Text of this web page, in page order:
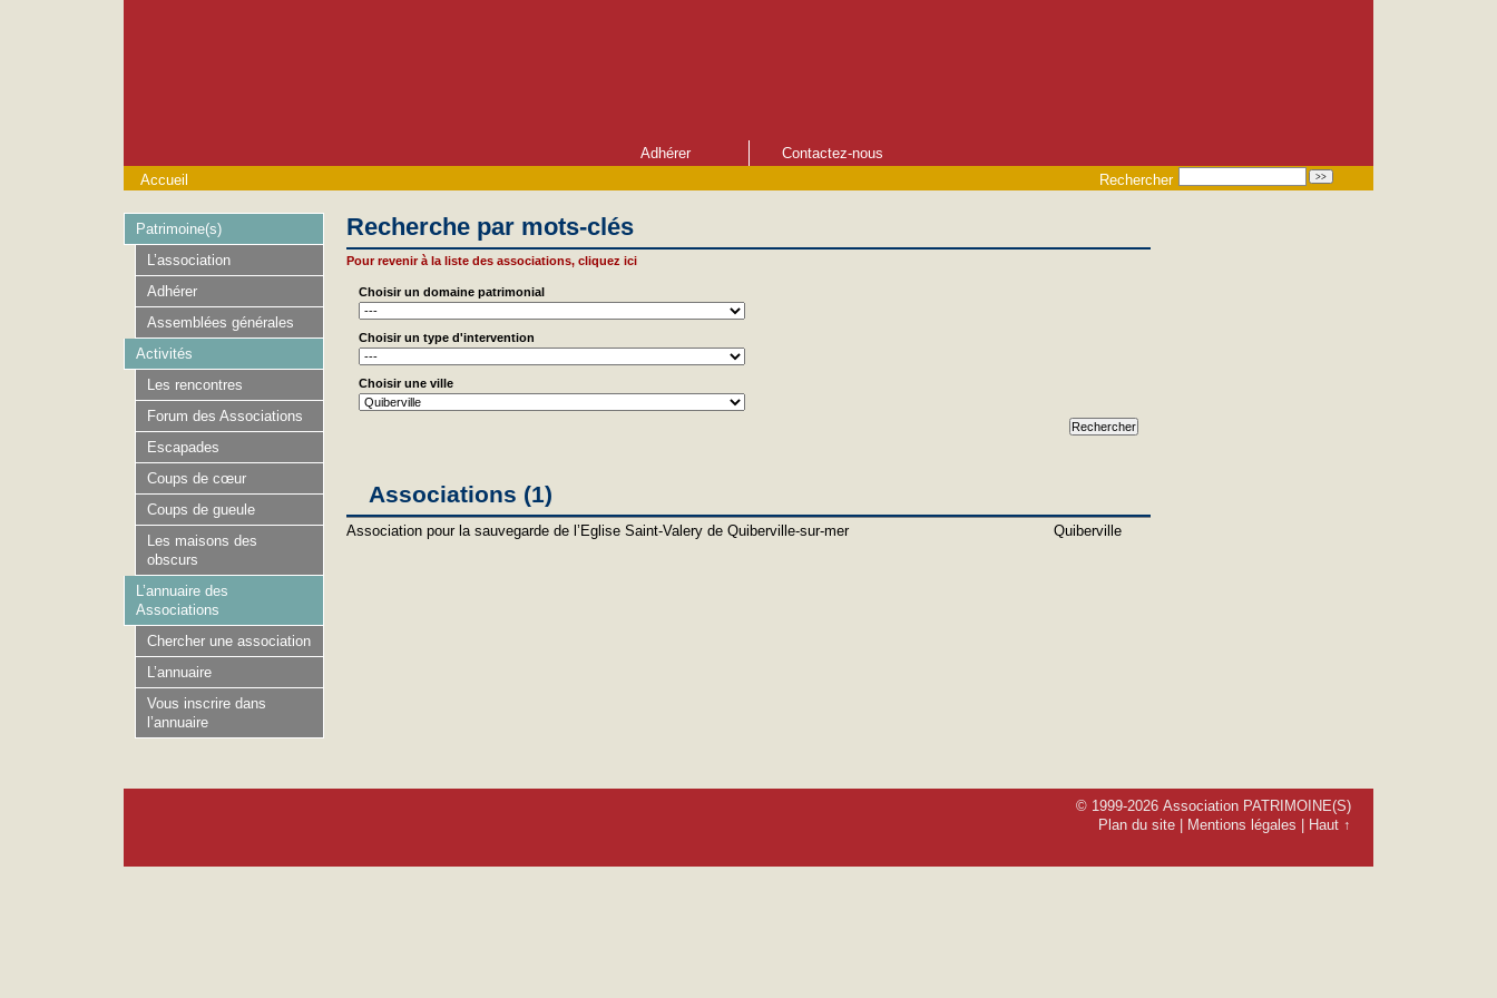
Adhérer
Contactez-nous
Rechercher
Accueil
Recherche par mots-clés
Pour revenir à la liste des associations, cliquez ici
Choisir un domaine patrimonial
Choisir un type d'intervention
Choisir une ville
Associations (1)
Association pour la sauvegarde de l’Eglise Saint-Valery de Quiberville-sur-mer Quiberville
Patrimoine(s)
L’association
Adhérer
Assemblées générales
Activités
Les rencontres
Forum des Associations
Escapades
Coups de cœur
Coups de gueule
Les maisons des
obscurs
L’annuaire des
Associations
Chercher une association
L’annuaire
Vous inscrire dans
l’annuaire
© 1999-2026 Association PATRIMOINE(S)
Plan du site
Mentions légales Haut ↑